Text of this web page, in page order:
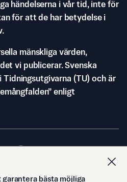
händelserna i vår tid, inte för
för att de har betydelse i
mänskliga värden,
vi publicerar. Svenska
Tidningsutgivarna (TU) och är
enligt
bästa möjliga